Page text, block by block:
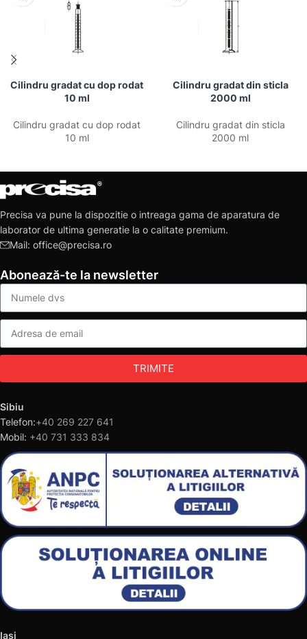
Cilindru gradat cu dop rodat
10 ml
Cilindru gradat cu dop rodat
10 ml
Cilindru gradat din sticla
2000 ml
Cilindru gradat din sticla
2000 ml
Precisa va pune la dispozitie o intreaga gama de aparatura de
laborator de ultima generatie la o calitate premium.
Mail: office@precisa.ro
Abonează-te la newsletter
TRIMITE
Sibiu
Telefon:+40 269 227 641
Mobil: +40 731 333 834
Iasi